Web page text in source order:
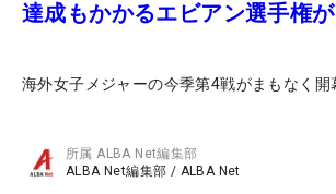
達成もかかるエビアン選手権
海外女子メジャーの今季第4戦がまもなく開
所属ALBA Net編集部
ALBA Net編集部 / ALBA Net